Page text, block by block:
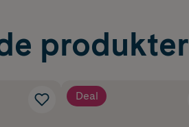
produkter
Deal